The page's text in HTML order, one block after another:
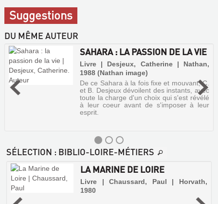
Suggestions
DU MÊME AUTEUR
SAHARA : LA PASSION DE LA VIE
Livre | Desjeux, Catherine | Nathan,
1988 (Nathan image)
De ce Sahara à la fois fixe et mouvant, C.
et B. Desjeux dévoilent des instants, avec
toute la charge d'un choix qui s'est révélé
à leur coeur avant de s'imposer à leur
esprit.
SÉLECTION : BIBLIO-LOIRE-MÉTIERS
LA MARINE DE LOIRE
Livre | Chaussard, Paul | Horvath,
1980